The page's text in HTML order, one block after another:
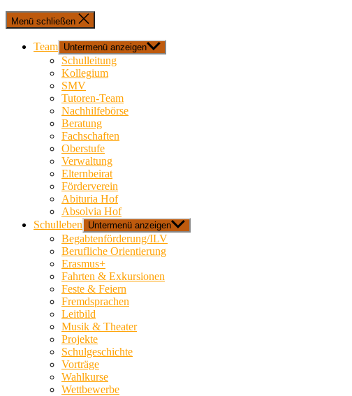
Menü schließen
Team Untermenü anzeigen
Schulleitung
Kollegium
SMV
Tutoren-Team
Nachhilfebörse
Beratung
Fachschaften
Oberstufe
Verwaltung
Elternbeirat
Förderverein
Abituria Hof
Absolvia Hof
Schulleben
Untermenü anzeigen
Begabtenförderung/ILV
Berufliche Orientierung
Erasmus+
Fahrten & Exkursionen
Feste & Feiern
Fremdsprachen
Leitbild
Musik & Theater
Projekte
Schulgeschichte
Vorträge
Wahlkurse
Wettbewerbe